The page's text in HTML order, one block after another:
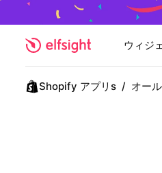
ウィジ
Shopify アプリs / オー